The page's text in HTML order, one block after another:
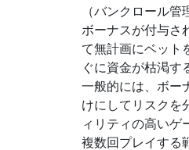
（バンクロール管
ボーナスが付与さ
て無計画にベット
ぐに資金が枯渇す
一般的には、ボー
けにしてリスクを
ィリティの高いゲ
複数回プレイする